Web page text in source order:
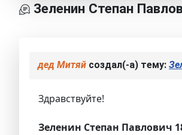
Зеленин Степан
дед Митяй создал(-а) тему:
Здравствуйте!
Зеленин Степан Павлович